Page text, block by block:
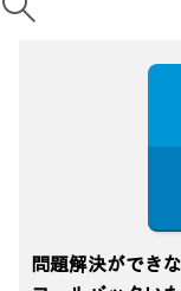
問題解決ができ